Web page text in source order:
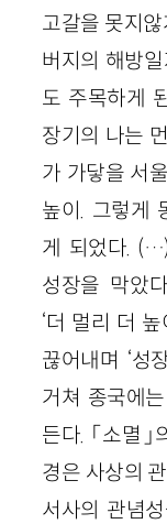
고갈을 못지않
버지의 해방일
도 주목하게
장기의 나는
가 가닿을 서
높이. 그렇게
게 되었다.
성장을 막았
‘더 멀리 더
끊어내며 ‘성
거쳐 종국에
든다. 「소멸
경은 사상의
서사의 관념